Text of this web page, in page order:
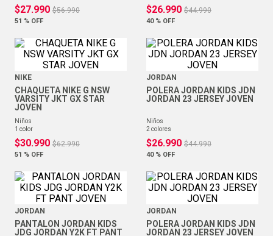
$27.990 $56.990
51 % OFF
$26.990 $44.990
40 % OFF
NIKE
CHAQUETA NIKE G NSW
VARSITY JKT GX STAR
JOVEN
niños
1 color
$30.990 $62.990
51 % OFF
JORDAN
POLERA JORDAN KIDS JDN
JORDAN 23 JERSEY JOVEN
niños
2 colores
$26.990 $44.990
40 % OFF
JORDAN
PANTALON JORDAN KIDS
JDG JORDAN Y2K FT PANT
JORDAN
POLERA JORDAN KIDS JDN
JORDAN 23 JERSEY JOVEN